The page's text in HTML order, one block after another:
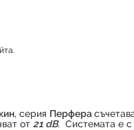
, серия Перфера
от 21 dB. Системата е с